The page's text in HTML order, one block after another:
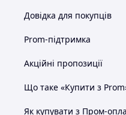
Довідка для покупців
Prom-підтримка
Акційні пропозиції
Що таке «Купити з
Як купувати з Пром-